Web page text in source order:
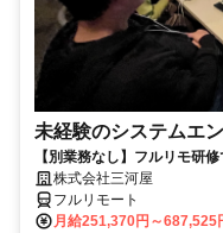
未経験のシステムエ
【別業務なし】フルリモ研
株式会社三河屋
フルリモート
月給251,370円～687,525